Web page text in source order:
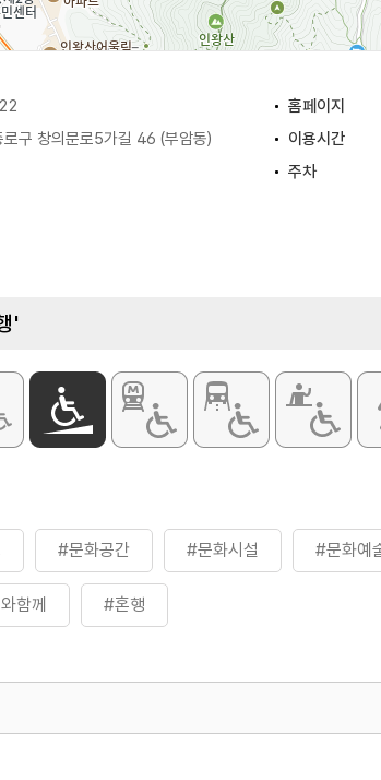
홈페이지
로구 창의문로5가길 46 (부암동) 이용시간
주차
'
#문화공간 #문화시설 #문화예
함께 #혼행